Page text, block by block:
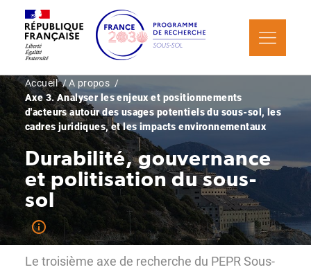
contenu
principal
Fil
d'Ariane
Accueil
A propos
Axe 3. Analyser les enjeux et positionnements
d'acteurs autour des usages potentiels du sous-sol, les
cadres juridiques, et les impacts environnementaux
Durabilité, gouvernance
et politisation du sous-
sol
Le troisième axe de recherche du PEPR Sous-
Panneau de gestion des cookies